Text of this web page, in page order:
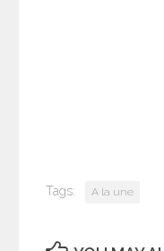
Tags: A la une